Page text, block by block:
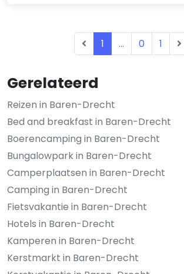
Gerelateerd
Reizen in Baren-Drecht
Bed and breakfast in Baren-Drecht
Boerencamping in Baren-Drecht
Bungalowpark in Baren-Drecht
Camperplaatsen in Baren-Drecht
Camping in Baren-Drecht
Fietsvakantie in Baren-Drecht
Hotels in Baren-Drecht
Kamperen in Baren-Drecht
Kerstmarkt in Baren-Drecht
1 ... 0 1